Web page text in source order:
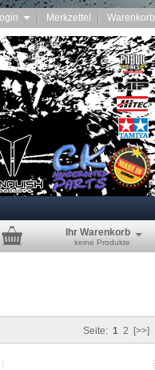
Merkzettel Warenkorb
Ihr Warenkorb
keine Produkte
Seite: 1 2 [>>]